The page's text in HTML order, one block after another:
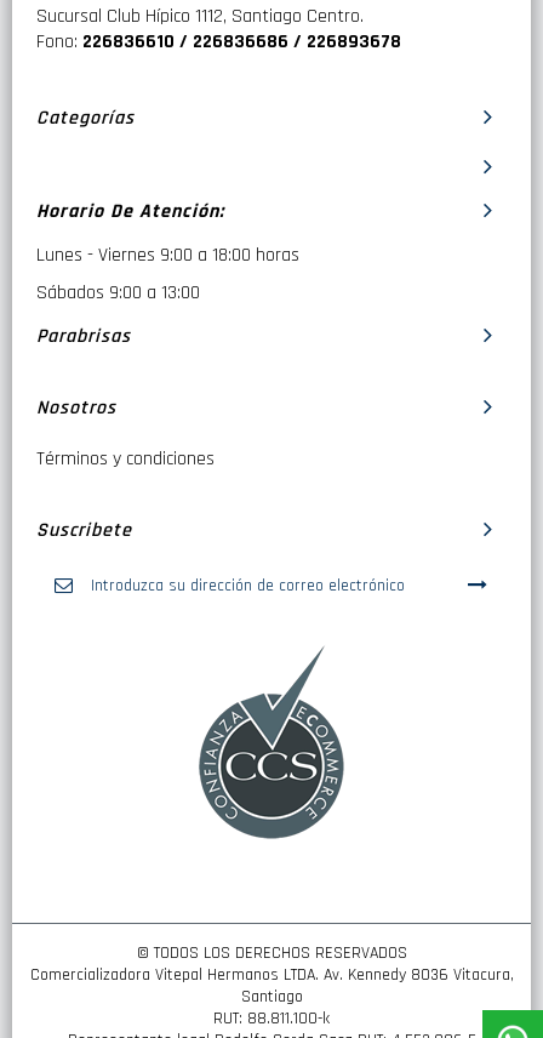
Sucursal Club Hípico 1112, Santiago Centro.
Fono: 226836610 / 226836686 / 226893678
Categorías
Horario De Atención:
Lunes - Viernes 9:00 a 18:00 horas
Sábados 9:00 a 13:00
Parabrisas
Nosotros
Términos y condiciones
Suscribete
© TODOS LOS DERECHOS RESERVADOS
Comercializadora Vitepal Hermanos LTDA. Av. Kennedy 8036 Vitacura,
Santiago
RUT: 88.811.100-k